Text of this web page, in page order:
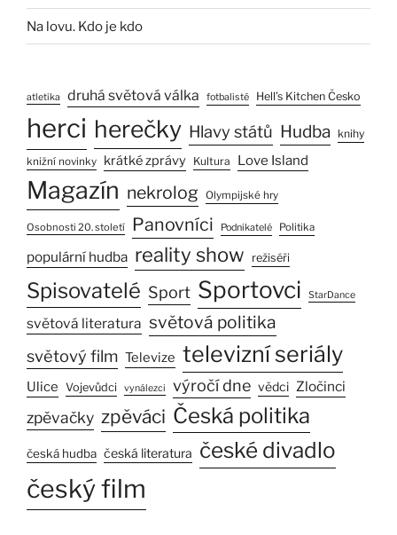
Na lovu. Kdo je kdo
atletika druhá světová válka fotbalisté Hell’s Kitchen Česko
herci herečky Hlavy států Hudba knihy
knižní novinky krátké zprávy Kultura Love Island
Magazín nekrolog Olympijské hry
Osobnosti 20. století Panovníci Podnikatelé Politika
populární hudba reality show režiséři
Spisovatelé Sport Sportovci StarDance
světová literatura světová politika
světový film Televize televizní seriály
Ulice Vojevůdci vynálezci výročí dne vědci Zločinci
zpěvačky zpěváci Česká politika
česká hudba česká literatura české divadlo
český film